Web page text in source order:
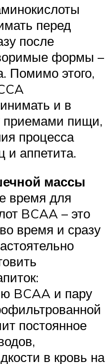
перед
после
формы –
Помимо этого,
и в
приемами пищи,
процесса
аппетита.
массы
время для
BCAA – это
время и сразу
BCAA и пару
постоянное
в кровь на